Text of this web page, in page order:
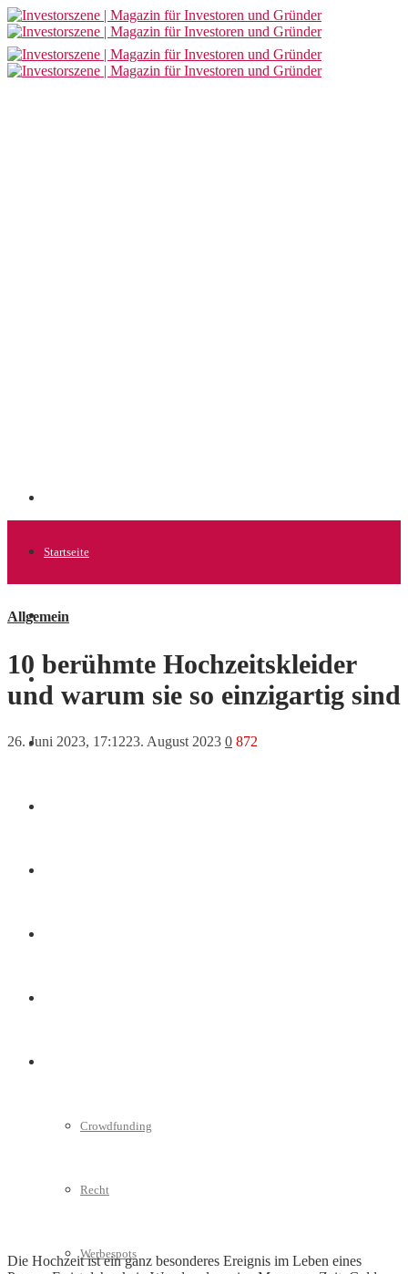
Startseite
Allgemein
News
Crowdfunding
Recht
Werbespots
Allgemein
10 berühmte Hochzeitskleider
und warum sie so einzigartig sind
26. Juni 2023, 17:1223. August 2023 0 872
Die Hochzeit ist ein ganz besonderes Ereignis im Leben eines